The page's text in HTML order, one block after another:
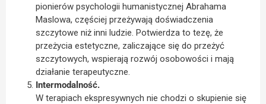
pionierów psychologii humanistycznej Abrahama
Maslowa, częściej przeżywają doświadczenia
szczytowe niż inni ludzie. Potwierdza to tezę, że
przeżycia estetyczne, zaliczające się do przeżyć
szczytowych, wspierają rozwój osobowości i mają
działanie terapeutyczne.
Intermodalność.
W terapiach ekspresywnych nie chodzi o skupienie się